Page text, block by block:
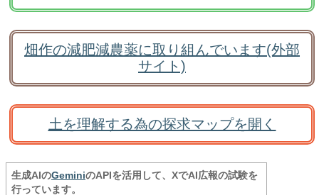
畑作の減肥減農薬に取り組んでいます(外部
サイト)
土を理解する為の探求マップを開く
生成AIのGeminiのAPIを活用して、XでAI広報の試験を
行っています。